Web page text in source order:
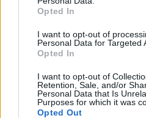
Opted In
I want to opt-out of
Personal Data for Targeted
Opted In
I want to opt-out of
Retention, Sale, and/or
Personal Data that Is
Purposes for which it was
Opted Out